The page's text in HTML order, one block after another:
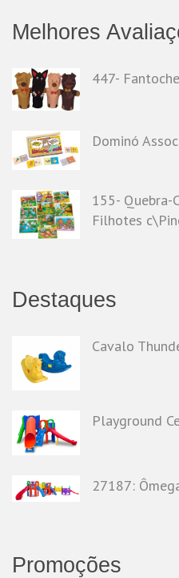
Melhores
447-
Dominó
155- Quebra-
Filhotes
Destaques
Cavalo
Playground
27187:
Promoções